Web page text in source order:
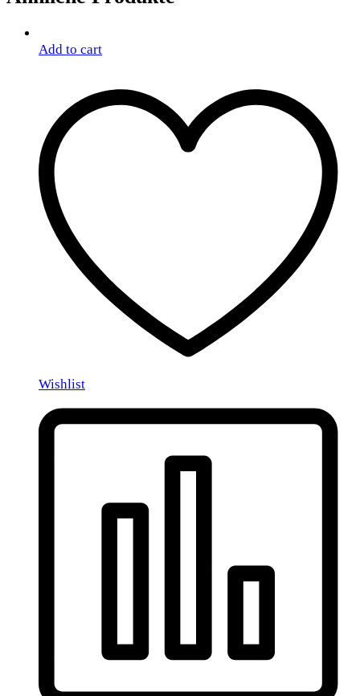
Add to cart
Wishlist